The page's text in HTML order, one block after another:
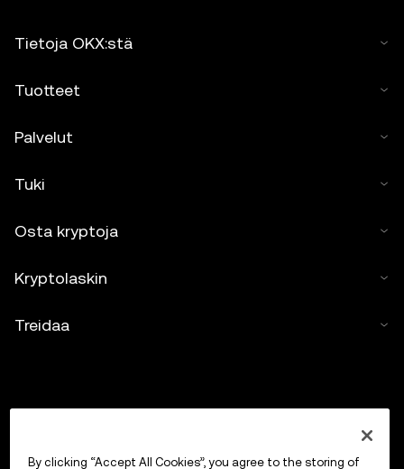
Tietoja OKX:stä
Tuotteet
Palvelut
Tuki
Osta kryptoja
Kryptolaskin
Treidaa
By clicking “Accept All Cookies”, you agree to the storing of